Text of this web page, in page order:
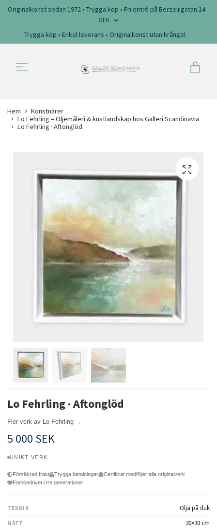
Originalkonst sedan 1972 • Trygga köp • Fri entré på Berzeliigatan 14
SEK
Trygga köp • Enkel leverans • Originalkonst utan krångel
Hem
Konstnärer
Lo Fehrling – Oljemåleri & kustlandskap hos Galleri Scandinavia
Lo Fehrling · Aftonglöd
Lo Fehrling · Aftonglöd
Fler verk av Lo Fehrling →
5 000 SEK
UNIKT VERK
Försäkrad frakt Trygga betalningar
Certifikat medföljer alla originalverk
Familjedrivet i tre generationer
TEKNIK Olja på duk
MÅTT 30×30 cm